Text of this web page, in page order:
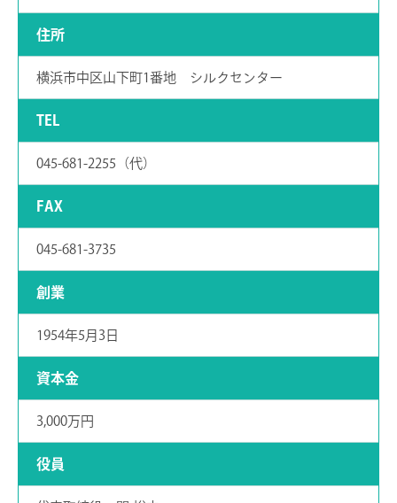
住所
横浜市中区山下町1番地 シルクセンター
TEL
045-681-2255（代）
FAX
045-681-3735
創業
1954年5月3日
資本金
3,000万円
役員